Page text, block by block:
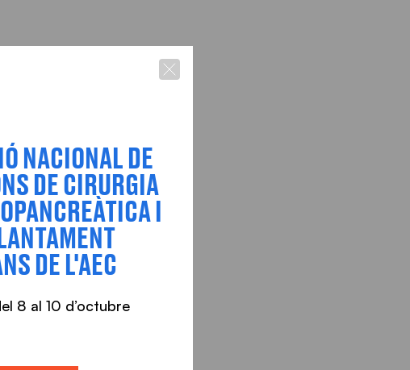
NACIONAL DE
DE CIRURGIA
I
DE L'AEC
8 al 10 d’octubre